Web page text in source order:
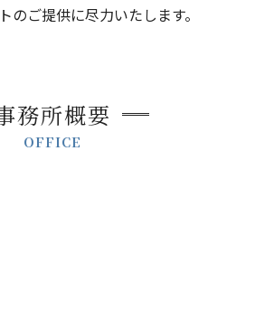
のご提供に尽力いたします。
務所概要
OFFICE